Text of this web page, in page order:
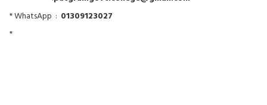
* WhatsApp : 01309123027
*